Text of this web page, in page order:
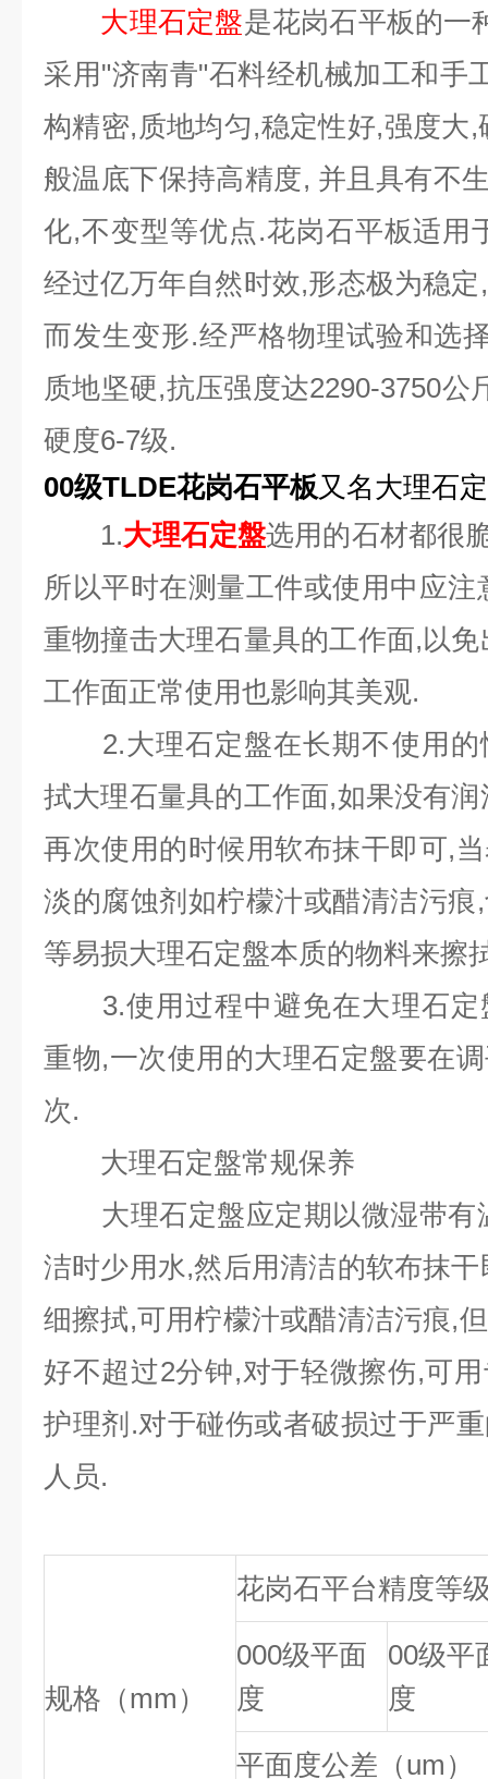
大理石定盤是花岗石平板的一
采用"济南青"石料经机械加工和手
构精密,质地均匀,稳定性好,强度大
般温底下保持高精度, 并且具有不
化,不变型等优点.花岗石平板适用
经过亿万年自然时效,形态极为稳
而发生变形.经严格物理试验和选
质地坚硬,抗压强度达2290-3750公
硬度6-7级.
00级TLDE花岗石平板又名大理石
1.大理石定盤选用的石材都很
所以平时在测量工件或使用中应
重物撞击大理石量具的工作面,以
工作面正常使用也影响其美观.
2.大理石定盤在长期不使用的
拭大理石量具的工作面,如果没有
再次使用的时候用软布抹干即可,
淡的腐蚀剂如柠檬汁或醋清洁污
等易损大理石定盤本质的物料来擦
3.使用过程中避免在大理石定
重物,一次使用的大理石定盤要在
次.
大理石定盤常规保养
大理石定盤应定期以微湿带有
洁时少用水,然后用清洁的软布抹
细擦拭,可用柠檬汁或醋清洁污痕,
好不超过2分钟,对于轻微擦伤,可
护理剂.对于碰伤或者破损过于严
人员.
规格（mm）
花岗石平台精度等
000级平面
度
00级平
度
平面度公差（um）